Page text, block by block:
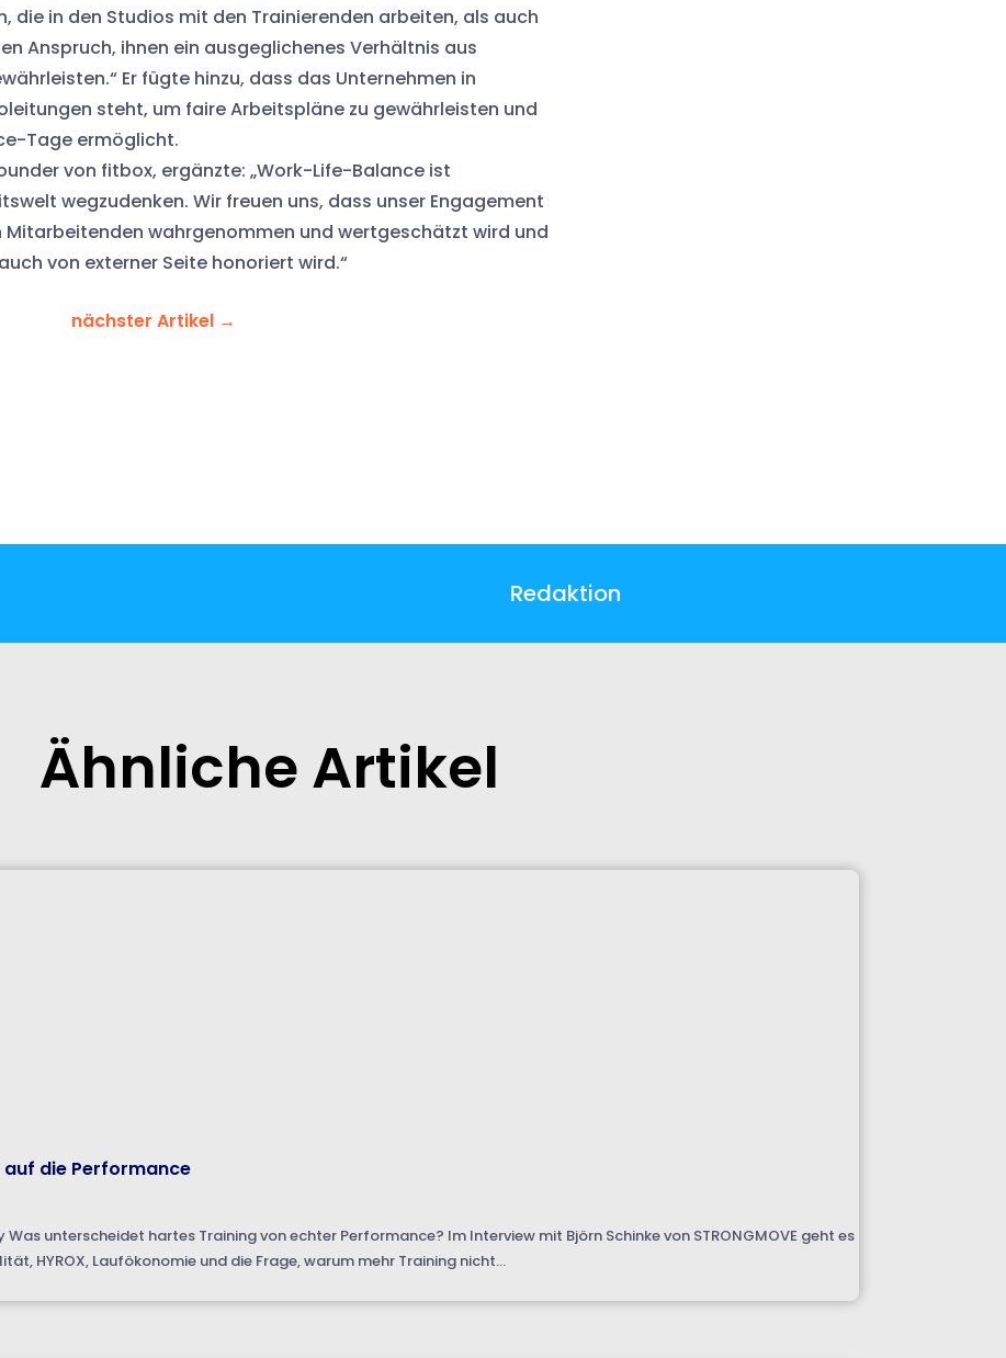
die in den Studios mit den Trainierenden arbeiten, als auch
Anspruch, ihnen ein ausgeglichenes Verhältnis aus
Er fügte hinzu, dass das Unternehmen in
steht, um faire Arbeitspläne zu gewährleisten und
Tage ermöglicht.
von fitbox, ergänzte: „Work-Life-Balance ist
wegzudenken. Wir freuen uns, dass unser Engagement
Mitarbeitenden wahrgenommen und wertgeschätzt wird und
von externer Seite honoriert wird.“
nächster Artikel →
Redaktion
Ähnliche Artikel
auf die Performance
unterscheidet hartes Training von echter Performance? Im Interview mit Björn Schinke von STRONGMOVE geht es
HYROX, Laufökonomie und die Frage, warum mehr Training nicht...